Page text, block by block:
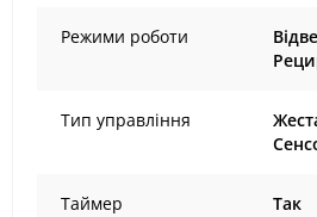
Режими роботи
Тип управління
Таймер Так